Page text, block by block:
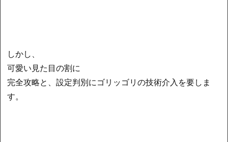
しかし、
可愛い見た目の割に
完全攻略と、設定判別にゴリッゴリの技術介入を要しま
す。